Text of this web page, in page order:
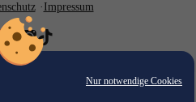
Nur notwendige Cookies
Impressum